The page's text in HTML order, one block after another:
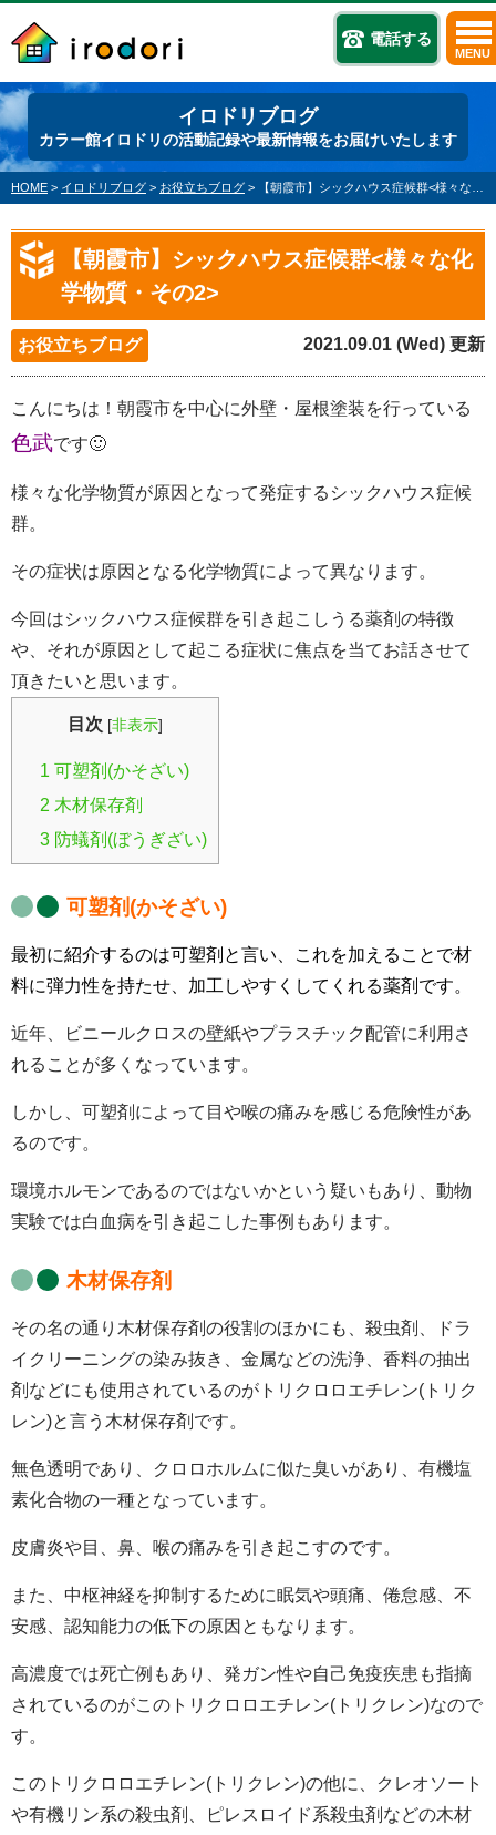
電話する
MENU
イロドリブログ
カラー館イロドリの活動記録や最新情報をお届けいたします
HOME > イロドリブログ > お役立ちブログ > 【朝霞市】シックハウス症候群<様々な化学物質・その2>
【朝霞市】シックハウス症候群<様々な化
学物質・その2>
お役立ちブログ 2021.09.01 (Wed) 更新
こんにちは！朝霞市を中心に外壁・屋根塗装を行っている
色武です🙂
様々な化学物質が原因となって発症するシックハウス症候
群。
その症状は原因となる化学物質によって異なります。
今回はシックハウス症候群を引き起こしうる薬剤の特徴
や、それが原因として起こる症状に焦点を当てお話させて
頂きたいと思います。
目次 [非表示]
1 可塑剤(かそざい)
2 木材保存剤
3 防蟻剤(ぼうぎざい)
可塑剤(かそざい)
最初に紹介するのは可塑剤と言い、これを加えることで材
料に弾力性を持たせ、加工しやすくしてくれる薬剤です。
近年、ビニールクロスの壁紙やプラスチック配管に利用さ
れることが多くなっています。
しかし、可塑剤によって目や喉の痛みを感じる危険性があ
るのです。
環境ホルモンであるのではないかという疑いもあり、動物
実験では白血病を引き起こした事例もあります。
木材保存剤
その名の通り木材保存剤の役割のほかにも、殺虫剤、ドラ
イクリーニングの染み抜き、金属などの洗浄、香料の抽出
剤などにも使用されているのがトリクロロエチレン(トリク
レン)と言う木材保存剤です。
無色透明であり、クロロホルムに似た臭いがあり、有機塩
素化合物の一種となっています。
皮膚炎や目、鼻、喉の痛みを引き起こすのです。
また、中枢神経を抑制するために眠気や頭痛、倦怠感、不
安感、認知能力の低下の原因ともなります。
高濃度では死亡例もあり、発ガン性や自己免疫疾患も指摘
されているのがこのトリクロロエチレン(トリクレン)なので
す。
このトリクロロエチレン(トリクレン)の他に、クレオソート
や有機リン系の殺虫剤、ピレスロイド系殺虫剤などの木材